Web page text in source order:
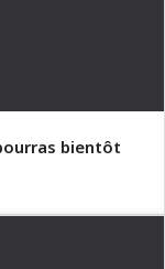
bientôt